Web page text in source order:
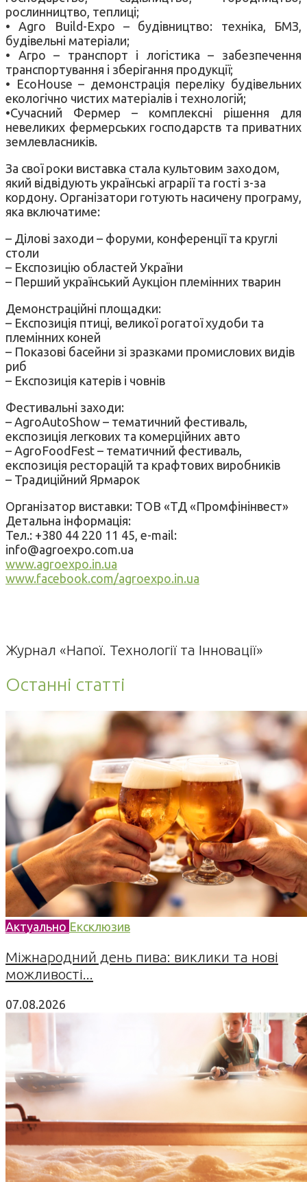
рослинництво, теплиці;
• Agro Build-Expo – будівництво: техніка, БМЗ,
будівельні матеріали;
• Агро – транспорт і логістика – забезпечення
транспортування і зберігання продукції;
• EcoHouse – демонстрація переліку будівельних
екологічно чистих матеріалів і технологій;
•Сучасний Фермер – комплексні рішення для
невеликих фермерських господарств та приватних
землевласників.
За свої роки виставка стала культовим заходом,
який відвідують українські аграрії та гості з-за
кордону. Організатори готують насичену програму,
яка включатиме:
– Ділові заходи – форуми, конференції та круглі
столи
– Експозицію областей України
– Перший український Аукціон племінних тварин
Демонстраційні площадки:
– Експозиція птиці, великої рогатої худоби та
племінних коней
– Показові басейни зі зразками промислових видів
риб
– Експозиція катерів і човнів
Фестивальні заходи:
– AgroAutoShow – тематичний фестиваль,
експозиція легкових та комерційних авто
– AgroFoodFest – тематичний фестиваль,
експозиція ресторацій та крафтових виробників
– Традиційний Ярмарок
Організатор виставки: ТОВ «ТД «Промфінінвест»
Детальна інформація:
Тел.: +380 44 220 11 45, e-mail:
info@agroexpo.com.ua
www.agroexpo.in.ua
www.facebook.com/agroexpo.in.ua
Журнал «Напої. Технології та Інновації»
Останні статті
Актуально Ексклюзив
Міжнародний день пива: виклики та нові
можливості...
07.08.2026